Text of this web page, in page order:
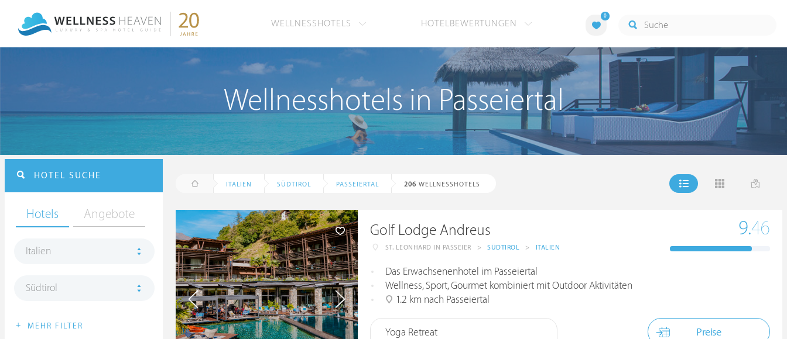
WELLNESSHOTELS HOTELBEWERTUNGEN
0
Wellnesshotels in Passeiertal
ITALIEN SÜDTIROL PASSEIERTAL 206 WELLNESSHOTELS
Golf Lodge Andreus
ST. LEONHARD IN PASSEIER > SÜDTIROL > ITALIEN
9.46
Das Erwachsenenhotel im Passeiertal
Wellness, Sport, Gourmet kombiniert mit Outdoor Aktivitäten
1.2 km nach Passeiertal
Yoga Retreat Preise
HOTEL SUCHE
Hotels Angebote
Italien
Südtirol
+ MEHR FILTER